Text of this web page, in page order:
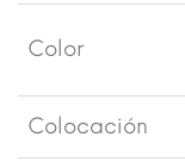
Color
Colocación